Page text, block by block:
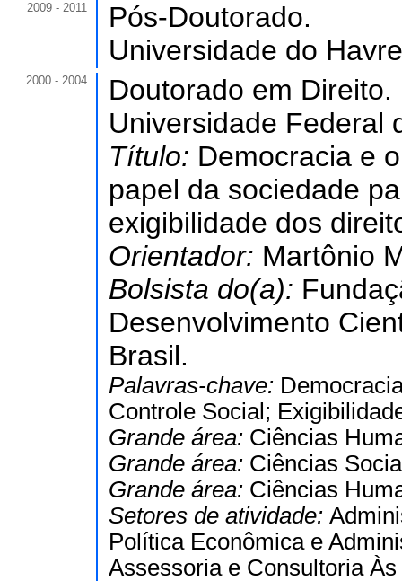
2009 - 2011
Pós-Doutorado.
Universidade do
2000 - 2004
Doutorado em Direito.
Universidade Federal
Título: Democracia e
papel da sociedade
exigibilidade dos
Orientador: Martônio
Bolsista do(a):
Desenvolvimento
Brasil.
Palavras-chave:
Controle Social;
Grande área: Ciências
Grande área: Ciências
Grande área: Ciências
Setores de atividade:
Política Econômica e
Assessoria e Consultoria